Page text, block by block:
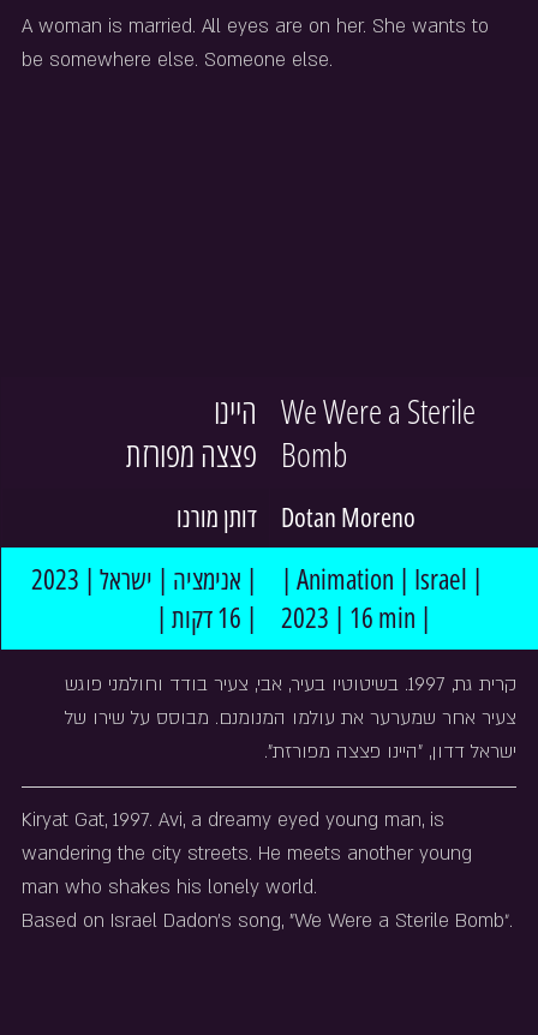
A woman is married. All eyes are on her. She wants to
be somewhere else. Someone else.
היינו
פצצה מפורזת
We Were a Sterile
Bomb
דותן מורנו Dotan Moreno
| 16 דקות |
| Animation | Israel |
2023 | 16 min |
קרית גת, 1997. בשיטוטיו בעיר, אבי, צעיר בודד וחולמני פוגש
צעיר אחר שמערער את עולמו המנומנם. מבוסס על שירו של
ישראל דדון, "היינו פצצה מפורזת".
Kiryat Gat, 1997. Avi, a dreamy eyed young man, is
wandering the city streets. He meets another young
man who shakes his lonely world.
Based on Israel Dadon's song, "We Were a Sterile Bomb״.